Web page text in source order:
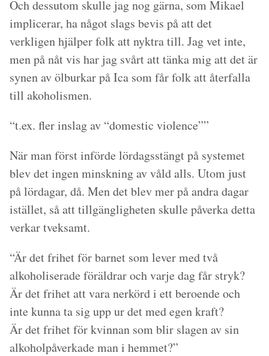
Och dessutom skulle jag nog gärna, som Mikael
implicerar, ha något slags bevis på att det
verkligen hjälper folk att nyktra till. Jag vet inte,
men på nåt vis har jag svårt att tänka mig att det är
synen av ölburkar på Ica som får folk att återfalla
till akoholismen.
“t.ex. fler inslag av “domestic violence””
När man först införde lördagsstängt på systemet
blev det ingen minskning av våld alls. Utom just
på lördagar, då. Men det blev mer på andra dagar
istället, så att tillgängligheten skulle påverka detta
verkar tveksamt.
“Är det frihet för barnet som lever med två
alkoholiserade föräldrar och varje dag får stryk?
Är det frihet att vara nerkörd i ett beroende och
inte kunna ta sig upp ur det med egen kraft?
Är det frihet för kvinnan som blir slagen av sin
alkoholpåverkade man i hemmet?”